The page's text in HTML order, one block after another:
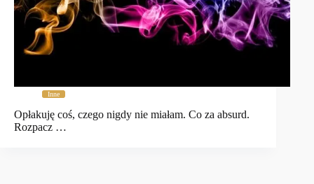
Inne
Opłakuję coś, czego nigdy nie miałam. Co za absurd.
Rozpacz …